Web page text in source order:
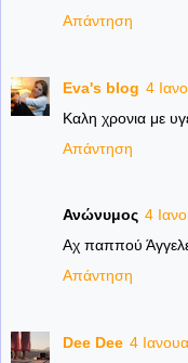
Απάντηση
Eva's blog 4
Καλη χρονια με
Απάντηση
Ανώνυμος 4
Αχ παππού
Απάντηση
Dee Dee 4